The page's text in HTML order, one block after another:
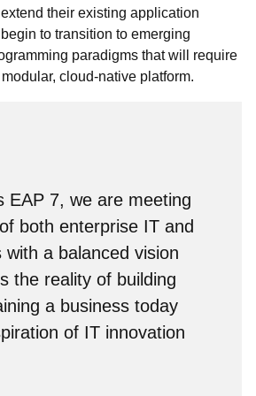
their existing application
to transition to emerging
paradigms that will require
cloud-native platform.
EAP 7, we are meeting
both enterprise IT and
with a balanced vision
the reality of building
a business today
of IT innovation